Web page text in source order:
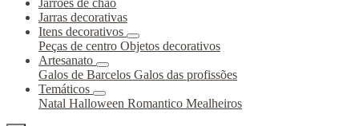
Jarras decorativas
Itens decorativos
Peças de centro Objetos decorativos
Artesanato
Galos de Barcelos Galos das profissões
Temáticos
Natal Halloween Romantico Mealheiros